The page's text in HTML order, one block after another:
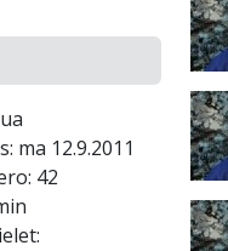
ma 12.9.2011
42